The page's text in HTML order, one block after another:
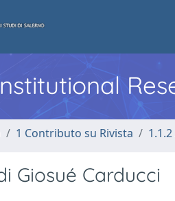
1 Contributo su Rivista
Giosué Carducci